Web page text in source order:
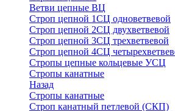
Ветви цепные ВЦ
Строп цепной 1СЦ одноветвевой
Строп цепной 2СЦ двухветвевой
Строп цепной 3СЦ трехветвевой
Строп цепной 4СЦ
Стропы цепные кольцевые УСЦ
Стропы канатные
Назад
Стропы канатные
Строп канатный петлевой (СКП)